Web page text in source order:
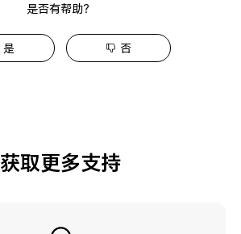
是否有帮助？
是 否
获取更多支持